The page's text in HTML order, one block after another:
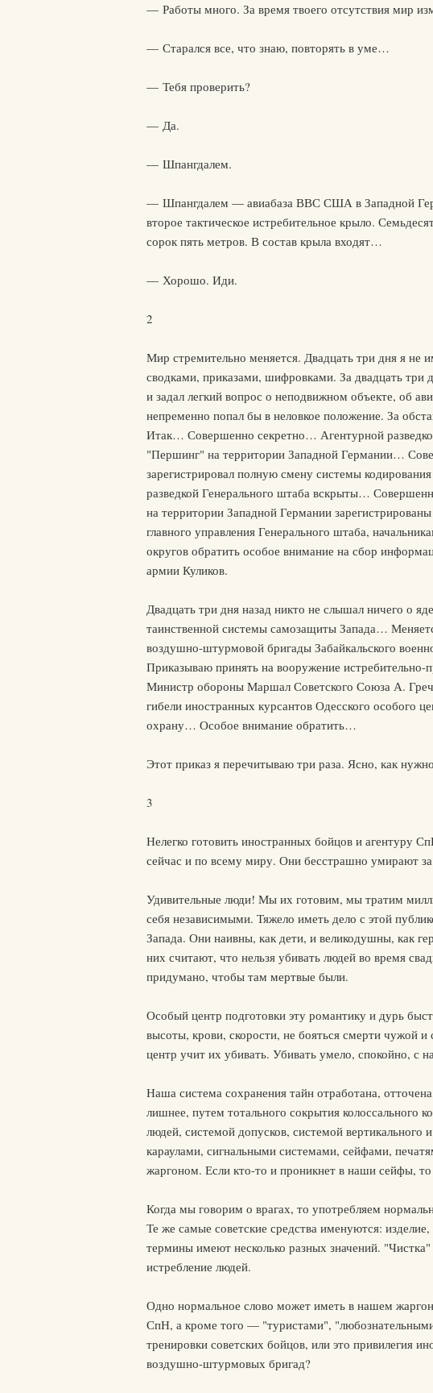
— Работы много. За время твоего отсутствия мир
— Старался все, что знаю, повторять в уме…
— Тебя проверить?
— Да.
— Шпангдалем.
— Шпангдалем — авиабаза ВВС США в Западной
второе тактическое истребительное крыло.
сорок пять метров. В состав крыла входят…
— Хорошо. Иди.
2
Мир стремительно меняется. Двадцать три дня я не
сводками, приказами, шифровками. За двадцать
и задал легкий вопрос о неподвижном объекте, об
непременно попал бы в неловкое положение. За
Итак… Совершенно секретно… Агентурной
"Першинг" на территории Западной Германии…
зарегистрировал полную смену системы
разведкой Генерального штаба вскрыты…
на территории Западной Германии
главного управления Генерального штаба,
округов обратить особое внимание на сбор
армии Куликов.
Двадцать три дня назад никто не слышал ничего о
таинственной системы самозащиты Запада…
воздушно-штурмовой бригады Забайкальского
Приказываю принять на вооружение
Министр обороны Маршал Советского Союза А.
гибели иностранных курсантов Одесского особого
охрану… Особое внимание обратить…
Этот приказ я перечитываю три раза. Ясно, как
3
Нелегко готовить иностранных бойцов и агентуру
сейчас и по всему миру. Они бесстрашно умирают
Удивительные люди! Мы их готовим, мы тратим
себя независимыми. Тяжело иметь дело с этой
Запада. Они наивны, как дети, и великодушны, как
них считают, что нельзя убивать людей во время
придумано, чтобы там мертвые были.
Особый центр подготовки эту романтику и дурь
высоты, крови, скорости, не бояться смерти чужой
центр учит их убивать. Убивать умело, спокойно, с
Наша система сохранения тайн отработана,
лишнее, путем тотального сокрытия колоссального
людей, системой допусков, системой
караулами, сигнальными системами, сейфами,
жаргоном. Если кто-то и проникнет в наши сейфы,
Когда мы говорим о врагах, то употребляем
Те же самые советские средства именуются:
термины имеют несколько разных значений.
истребление людей.
Одно нормальное слово может иметь в нашем
СпН, а кроме того — "туристами",
тренировки советских бойцов, или это привилегия
воздушно-штурмовых бригад?